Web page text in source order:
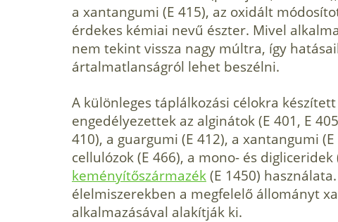
a xantangumi (E 415), az oxidált
érdekes ké­miai nevű észter. Mivel
nem tekint vissza nagy múltra, így
ártalmatlanságról lehet beszélni.
A különleges táplálkozási célokra
engedélyezettek az alginátok (E 401, E
410), a guargumi (E 412), a xantangumi
cellulózok (E 466), a mono- és digliceridek
keményítőszármazék(E 1450)
élelmiszerekben a megfelelő állományt
alkalmazásával alakítják ki.